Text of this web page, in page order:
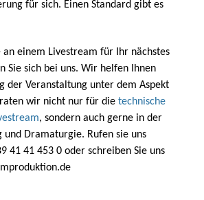
für sich. Einen Standard gibt es
an einem Livestream für Ihr nächstes
Sie sich bei uns. Wir helfen Ihnen
der Veranstaltung unter dem Aspekt
wir nicht nur für dietechnische
, sondern auch gerne in der
und Dramaturgie. Rufen sie uns
41 41 453 0 oder schreiben Sie uns